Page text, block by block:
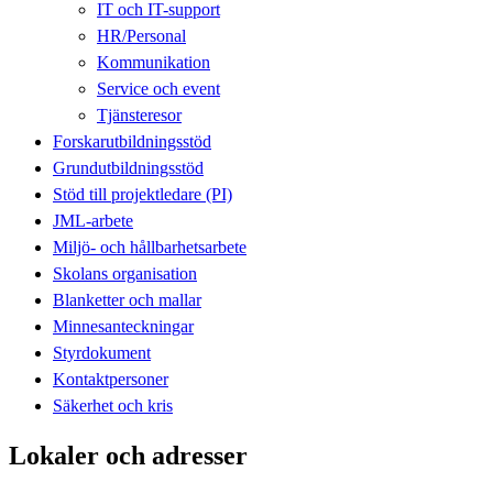
IT och IT-support
HR/Personal
Kommunikation
Service och event
Tjänsteresor
Forskarutbildningsstöd
Grundutbildningsstöd
Stöd till projektledare (PI)
JML-arbete
Miljö- och hållbarhetsarbete
Skolans organisation
Blanketter och mallar
Minnesanteckningar
Styrdokument
Kontaktpersoner
Säkerhet och kris
Lokaler och adresser